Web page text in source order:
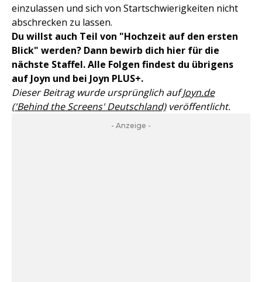
einzulassen und sich von Startschwierigkeiten nicht
abschrecken zu lassen.
Du willst auch Teil von "Hochzeit auf den ersten
Blick" werden? Dann bewirb dich hier für die
nächste Staffel. Alle Folgen findest du übrigens
auf Joyn und bei Joyn PLUS+.
Dieser Beitrag wurde ursprünglich aufJoyn.de
('Behind the Screens' Deutschland)veröffentlicht.
- Anzeige -